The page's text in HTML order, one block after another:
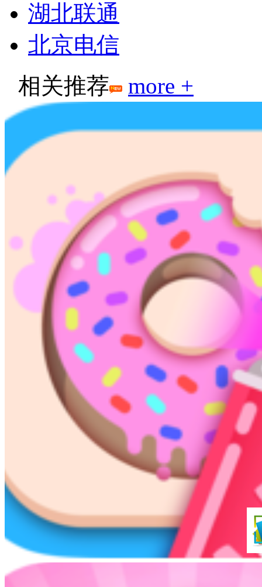
湖北联通
北京电信
相关推荐
more +